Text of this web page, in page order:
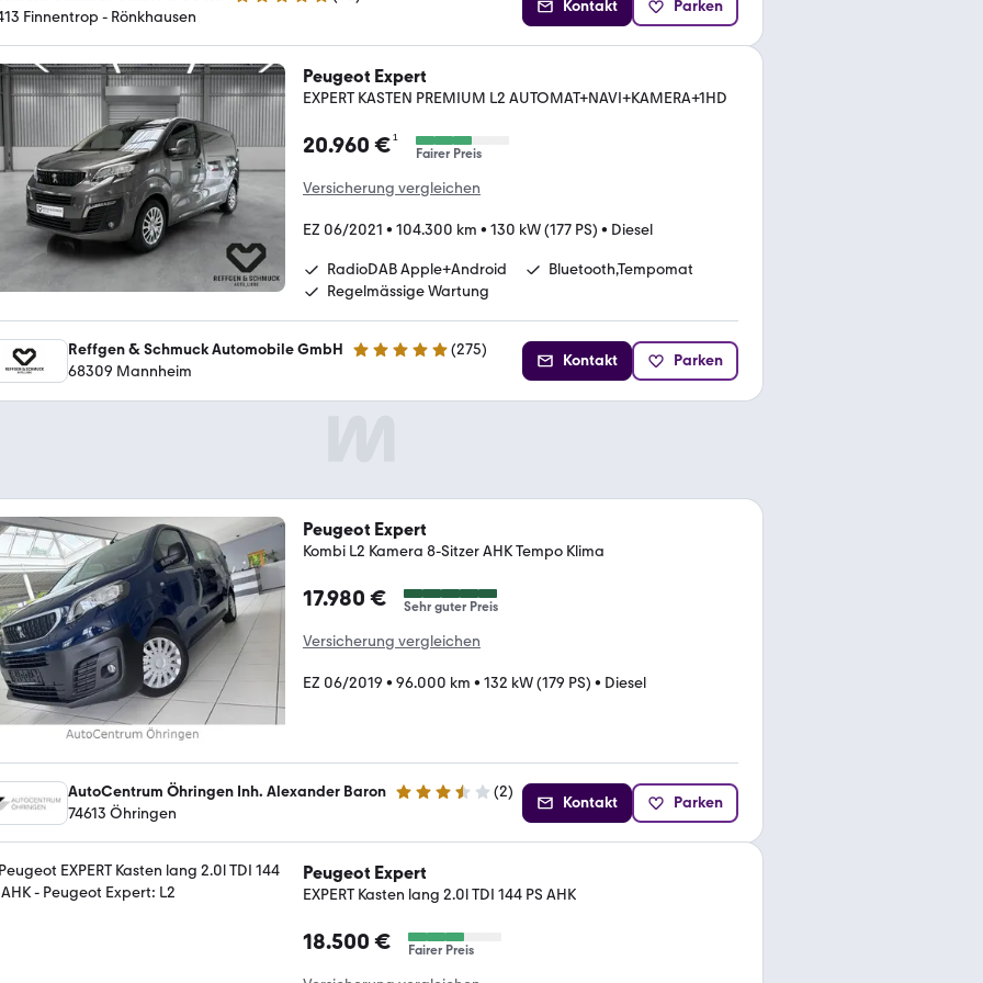
5 Sterne
Finnentrop - Rönkhausen
Kontakt Parken
Peugeot Expert
EXPERT KASTEN PREMIUM L2 AUTOMAT+NAVI+KAMERA+1HD
20.960 €¹
Fairer Preis
Versicherung vergleichen
EZ 06/2021 • 104.300 km • 130 kW (177 PS) • Diesel
RadioDAB Apple+Android
Bluetooth,Tempomat
Regelmässige Wartung
Reffgen & Schmuck Automobile GmbH 4.8 Sterne (275)
68309 Mannheim
Kontakt Parken
Peugeot Expert
Kombi L2 Kamera 8-Sitzer AHK Tempo Klima
17.980 € Sehr guter Preis
Versicherung vergleichen
EZ 06/2019 • 96.000 km • 132 kW (179 PS) • Diesel
AutoCentrum Öhringen Inh. Alexander Baron 3.5 Sterne (2)
74613 Öhringen
Kontakt Parken
Peugeot Expert
EXPERT Kasten lang 2.0l TDI 144 PS AHK
18.500 € Fairer Preis